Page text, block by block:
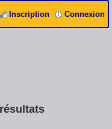
Connexion
Inscription